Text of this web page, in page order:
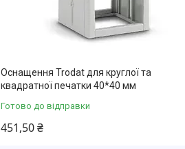
Оснащення Trodat для круглої та
квадратної печатки 40*40 мм
Готово до відправки
451,50 ₴